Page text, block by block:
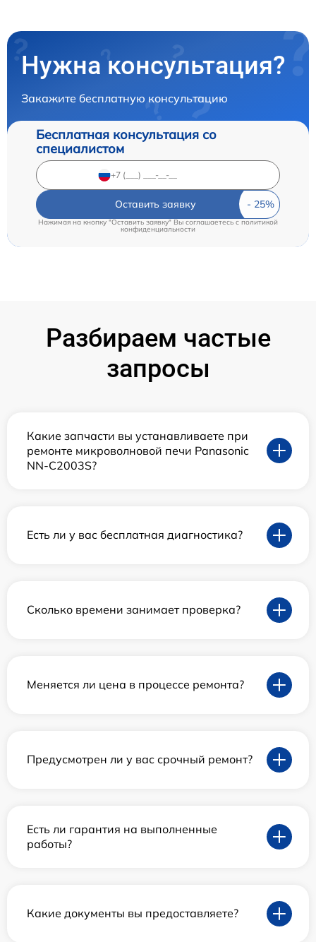
Нужна консультация?
Закажите бесплатную консультацию
Бесплатная консультация со
специалистом
Оставить заявку
Нажимая на кнопку "Оставить заявку" Вы соглашаетесь cполитикой
конфиденциальности
Разбираем частые
запросы
Какие запчасти вы устанавливаете при
ремонте микроволновой печи Panasonic
NN-C2003S?
Есть ли у вас бесплатная диагностика?
Сколько времени занимает проверка?
Меняется ли цена в процессе ремонта?
Предусмотрен ли у вас срочный ремонт?
Есть ли гарантия на выполненные
работы?
Какие документы вы предоставляете?